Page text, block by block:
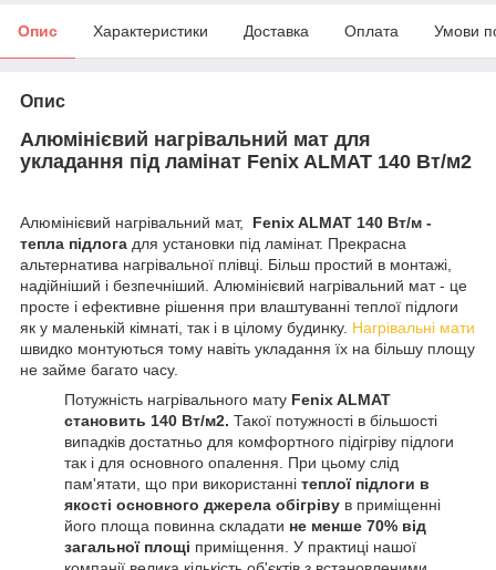
Опис Характеристики Доставка Оплата Умови
Опис
Алюмінієвий нагрівальний мат для
укладання під ламінат Fenix ALMAT 140 Вт/м2
Алюмінієвий нагрівальний мат, Fenix ALMAT 140 Вт/м -
тепла підлога для установки під ламінат. Прекрасна
альтернатива нагрівальної плівці. Більш простий в монтажі,
надійніший і безпечніший. Алюмінієвий нагрівальний мат - це
просте і ефективне рішення при влаштуванні теплої підлоги
як у маленькій кімнаті, так і в цілому будинку. Нагрівальні мати
швидко монтуються тому навіть укладання їх на більшу площу
не займе багато часу.
Потужність нагрівального мату Fenix ALMAT
становить 140 Вт/м2. Такої потужності в більшості
випадків достатньо для комфортного підігріву підлоги
так і для основного опалення. При цьому слід
пам'ятати, що при використанні теплої підлоги в
якості основного джерела обігріву в приміщенні
його площа повинна складати не менше 70% від
загальної площі приміщення. У практиці нашої